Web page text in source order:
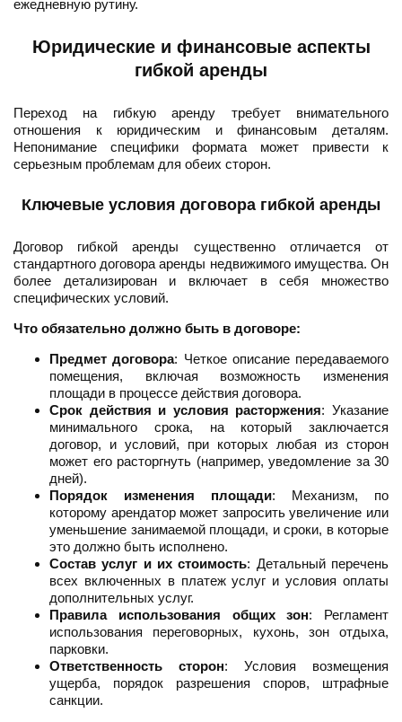
ежедневную рутину.
Юридические и финансовые аспекты
гибкой аренды
Переход на гибкую аренду требует внимательного
отношения к юридическим и финансовым деталям.
Непонимание специфики формата может привести к
серьезным проблемам для обеих сторон.
Ключевые условия договора гибкой аренды
Договор гибкой аренды существенно отличается от
стандартного договора аренды недвижимого имущества. Он
более детализирован и включает в себя множество
специфических условий.
Что обязательно должно быть в договоре:
Предмет договора: Четкое описание передаваемого
помещения, включая возможность изменения
площади в процессе действия договора.
Срок действия и условия расторжения: Указание
минимального срока, на который заключается
договор, и условий, при которых любая из сторон
может его расторгнуть (например, уведомление за 30
дней).
Порядок изменения площади: Механизм, по
которому арендатор может запросить увеличение или
уменьшение занимаемой площади, и сроки, в которые
это должно быть исполнено.
Состав услуг и их стоимость: Детальный перечень
всех включенных в платеж услуг и условия оплаты
дополнительных услуг.
Правила использования общих зон: Регламент
использования переговорных, кухонь, зон отдыха,
парковки.
Ответственность сторон: Условия возмещения
ущерба, порядок разрешения споров, штрафные
санкции.